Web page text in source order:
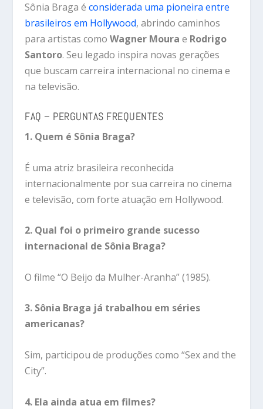
Sônia Braga éconsiderada uma pioneira entre
brasileiros em Hollywood, abrindo caminhos
para artistas comoWagner Moura e Rodrigo
Santoro. Seu legado inspira novas gerações
que buscam carreira internacional no cinema e
na televisão.
FAQ – PERGUNTAS FREQUENTES
1. Quem é Sônia Braga?
É uma atriz brasileira reconhecida
internacionalmente por sua carreira no cinema
e televisão, com forte atuação em Hollywood.
2. Qual foi o primeiro grande sucesso
internacional de Sônia Braga?
O filme “O Beijo da Mulher-Aranha” (1985).
3. Sônia Braga já trabalhou em séries
americanas?
Sim, participou de produções como “Sex and the
City”.
4. Ela ainda atua em filmes?